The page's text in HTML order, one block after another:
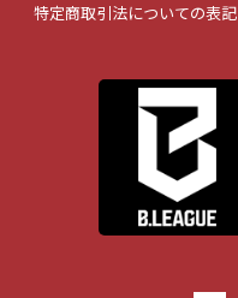
特定商取引法についての表記